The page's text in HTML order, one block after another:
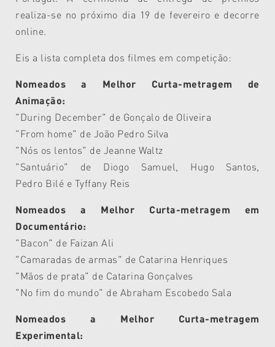
realiza-se no próximo dia 19 de fevereiro e decorre
online.
Eis a lista completa dos filmes em competição:
Nomeados a Melhor Curta-metragem de
Animação:
"During December" de Gonçalo de Oliveira
"From home" de João Pedro Silva
"Nós os lentos" de Jeanne Waltz
"Santuário" de Diogo Samuel, Hugo Santos,
Pedro Bilé e Tyffany Reis
Nomeados a Melhor Curta-metragem em
Documentário:
"Bacon" de Faizan Ali
"Camaradas de armas" de Catarina Henriques
"Mãos de prata" de Catarina Gonçalves
"No fim do mundo" de Abraham Escobedo Sala
Nomeados a Melhor Curta-metragem
Experimental: